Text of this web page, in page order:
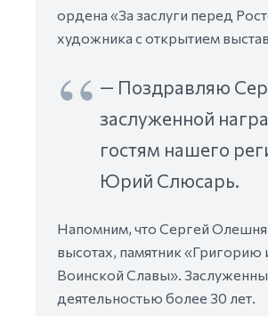
ордена «За заслуги перед
художника с открытием
— Поздравляю
заслуженной
гостям нашего
Юрий Слюсарь.
Напомним, что Сергей Олешня
высотах, памятник
Воинской Славы».
деятельностью более 30 лет.